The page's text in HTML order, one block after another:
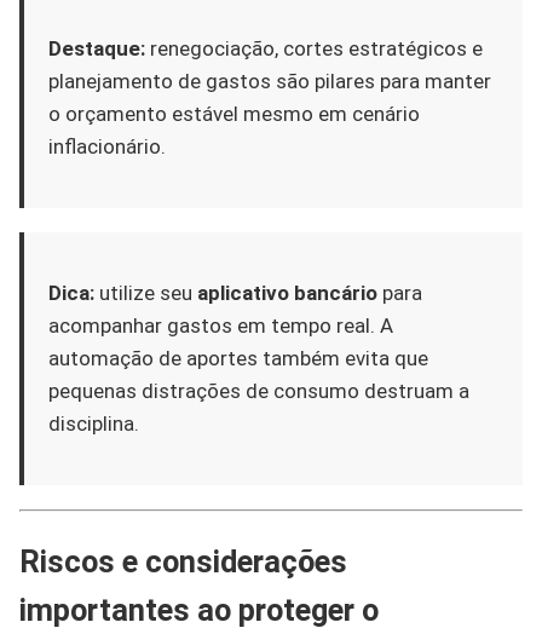
Destaque: renegociação, cortes estratégicos e
planejamento de gastos são pilares para manter
o orçamento estável mesmo em cenário
inflacionário.
Dica: utilize seu aplicativo bancário para
acompanhar gastos em tempo real. A
automação de aportes também evita que
pequenas distrações de consumo destruam a
disciplina.
Riscos e considerações
importantes ao proteger o